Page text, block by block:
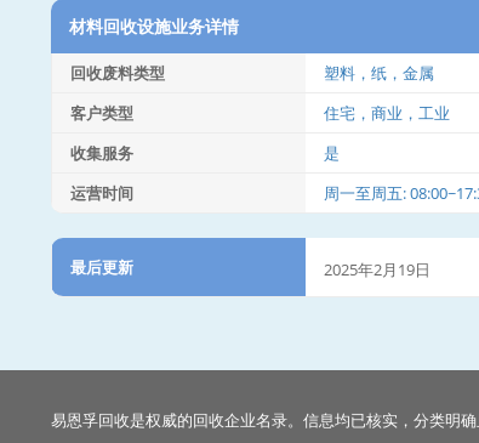
材料回收设施业务详情
回收废料类型
塑料，纸，金属
客户类型
住宅，商业，工业
收集服务
是
运营时间
周一至周五:
最后更新 2025年2月19日
易恩孚回收是权威的回收企业名录。信息均已核实，分类明确